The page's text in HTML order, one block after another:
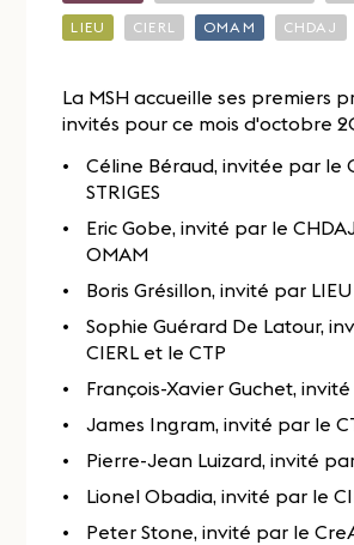
LIEU CIERL OMAM CHDAJ
La MSH accueille ses premiers
invités pour ce mois d'octobre
Céline Béraud, invitée par le
STRIGES
Eric Gobe, invité par le
OMAM
Boris Grésillon, invité par LIEU
Sophie Guérard De Latour,
CIERL et le CTP
François-Xavier Guchet,
James Ingram, invité par le
Pierre-Jean Luizard, invité
Lionel Obadia, invité par le
Peter Stone, invité par le